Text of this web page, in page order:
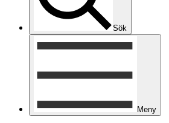
Sök
Meny